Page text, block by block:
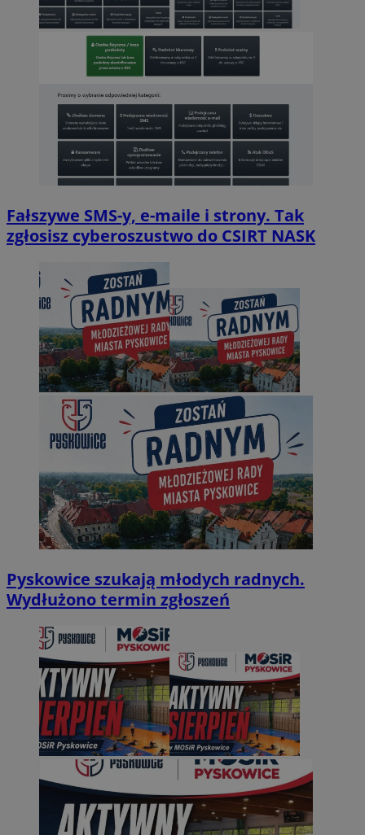
Fałszywe SMS-y, e-maile i strony. Tak
zgłosisz cyberoszustwo do CSIRT NASK
Pyskowice szukają młodych radnych.
Wydłużono termin zgłoszeń